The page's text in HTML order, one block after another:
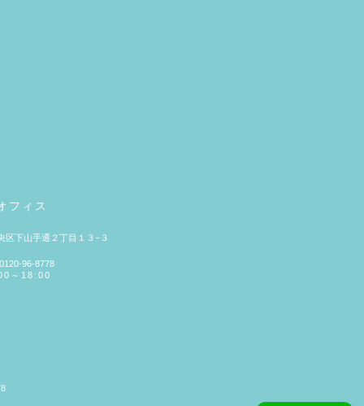
フィス
区下山手通２丁目１３−３
96-8778
～18:00